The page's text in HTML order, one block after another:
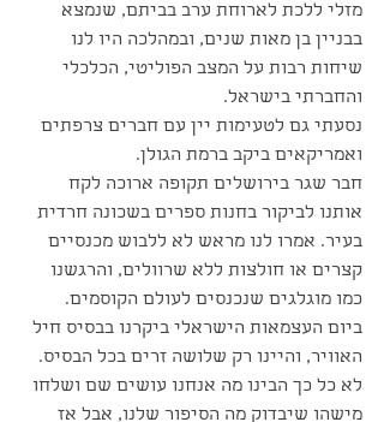
מזלי ללכת לארוחת ערב בביתם, שנמצא
בבניין בן מאות שנים, ובמהלכה היו לנו
שיחות רבות על המצב הפוליטי, הכלכלי
והחברתי בישראל.
נסעתי גם לטעימות יין עם חברים צרפתים
ואמריקאים ביקב ברמת הגולן.
חבר שגר בירושלים תקופה ארוכה לקח
אותנו לביקור בחנות ספרים בשכונה חרדית
בעיר. אמרו לנו מראש לא ללבוש מכנסיים
קצרים או חולצות ללא שרוולים, והרגשנו
כמו מוגלגים שנכנסים לעולם הקוסמים.
ביום העצמאות הישראלי ביקרנו בבסיס חיל
האוויר, והיינו רק שלושה זרים בכל הבסיס.
לא כל כך הבינו מה אנחנו עושים שם ושלחו
מישהו שיבדוק מה הסיפור שלנו, אבל אז